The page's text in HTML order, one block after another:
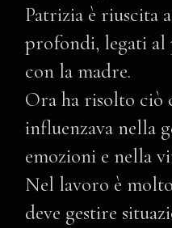
Patrizia è riuscita
profondi, legati al
con la madre.
Ora ha risolto ciò
influenzava nella
emozioni e nella
Nel lavoro è
deve gestire